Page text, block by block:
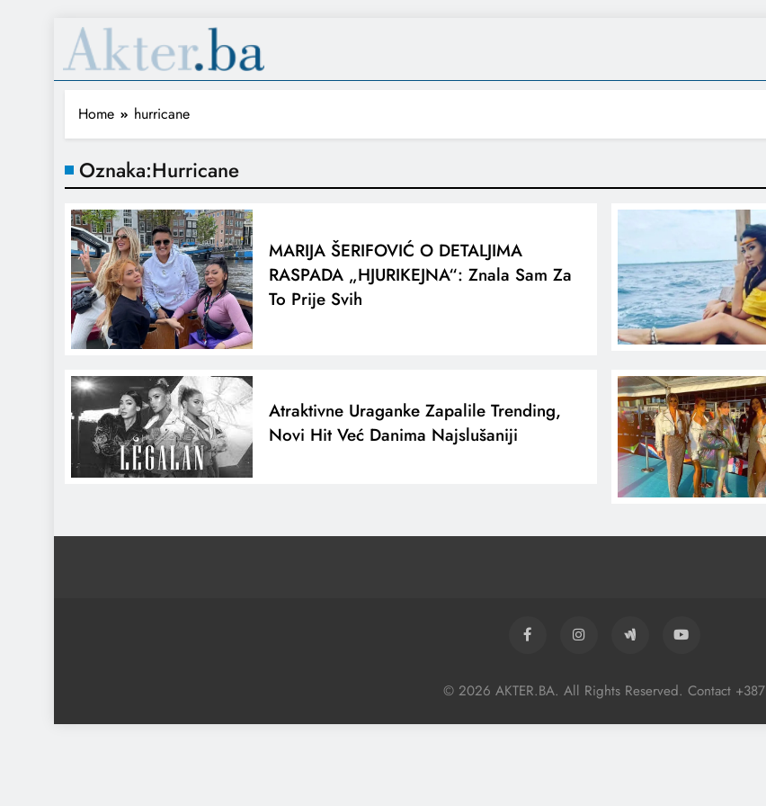
Home hurricane
Oznaka:Hurricane
MARIJA ŠERIFOVIĆ O DETALJIMA
RASPADA „HJURIKEJNA“: Znala Sam Za
To Prije Svih
Atraktivne Uraganke Zapalile Trending,
Novi Hit Već Danima Najslušaniji
© 2026 AKTER.BA. All Rights Reserved. Contact +387